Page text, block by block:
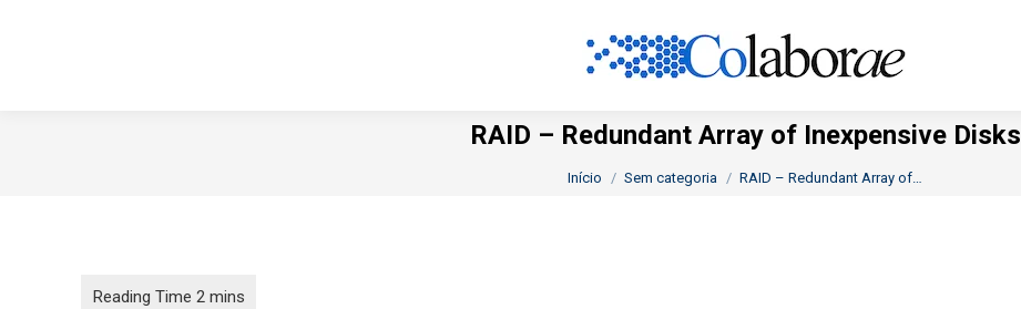
RAID – Redundant Array of Inexpensive Disks
Você está aqui:
Início Sem categoria RAID – Redundant Array of…